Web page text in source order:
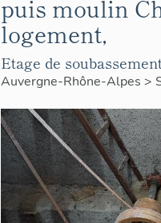
puis moulin
logement,
Etage de
Auvergne-Rhône-Alpes >